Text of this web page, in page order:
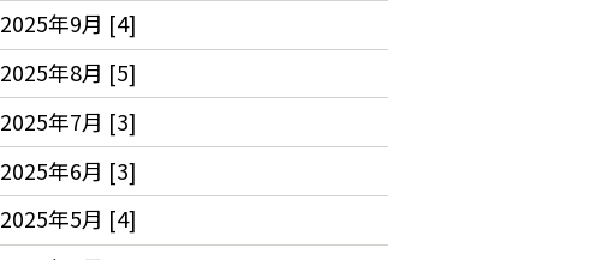
2025年9月 [4]
2025年8月 [5]
2025年7月 [3]
2025年6月 [3]
2025年5月 [4]